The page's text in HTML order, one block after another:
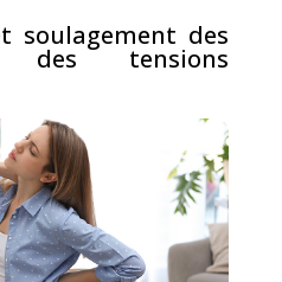
soulagement des
tensions